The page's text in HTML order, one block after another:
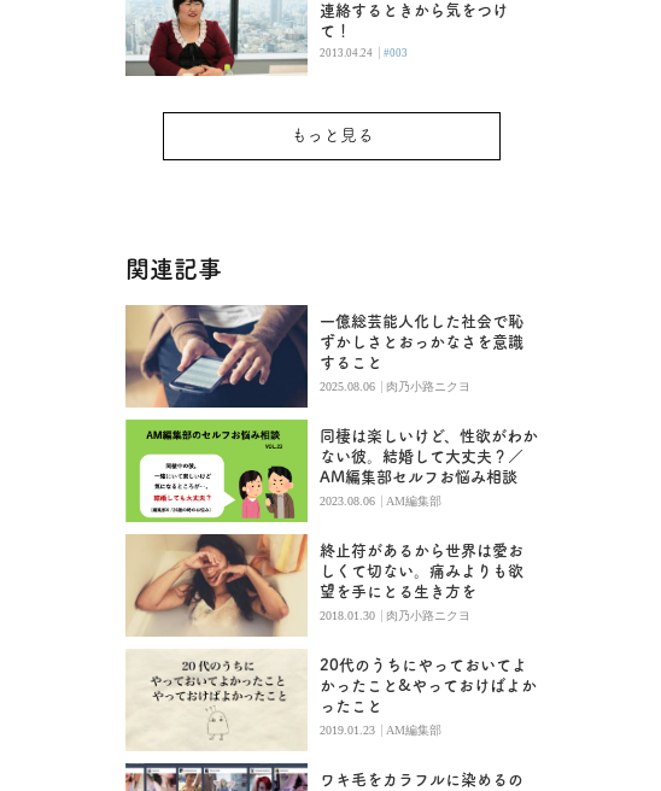
連絡するときから気をつけ
て！
2013.04.24 | #003
もっと見る
関連記事
一億総芸能人化した社会で恥
ずかしさとおっかなさを意識
すること
2025.08.06 | 肉乃小路ニクヨ
同棲は楽しいけど、性欲がわか
ない彼。結婚して大丈夫？／
AM編集部セルフお悩み相談
2023.08.06 | AM編集部
終止符があるから世界は愛お
しくて切ない。痛みよりも欲
望を手にとる生き方を
2018.01.30 | 肉乃小路ニクヨ
20代のうちにやっておいてよ
かったこと&やっておけばよか
ったこと
2019.01.23 | AM編集部
ワキ毛をカラフルに染めるの